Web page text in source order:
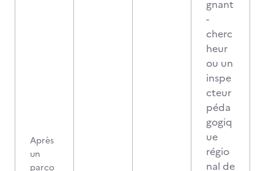
Après
un
parco
gnant
-
cherc
heur
ou un
inspe
cteur
péda
gogiq
ue
régio
nal de